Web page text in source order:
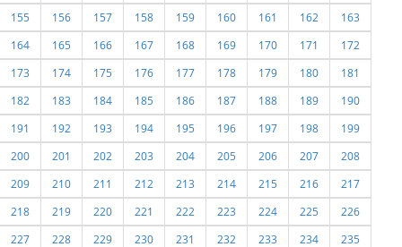
155
156 157 158 159 160 161 162
163
164
165 166 167 168 169 170 171
172
173
174 175 176 177 178 179 180
181
182
183 184 185 186 187 188 189
190
191
192 193 194 195 196 197 198
199
200
201 202 203 204 205 206 207
208
209
210 211 212 213 214 215 216
217
218
219 220 221 222 223 224 225
226
227
228 229 230 231 232 233 234
235